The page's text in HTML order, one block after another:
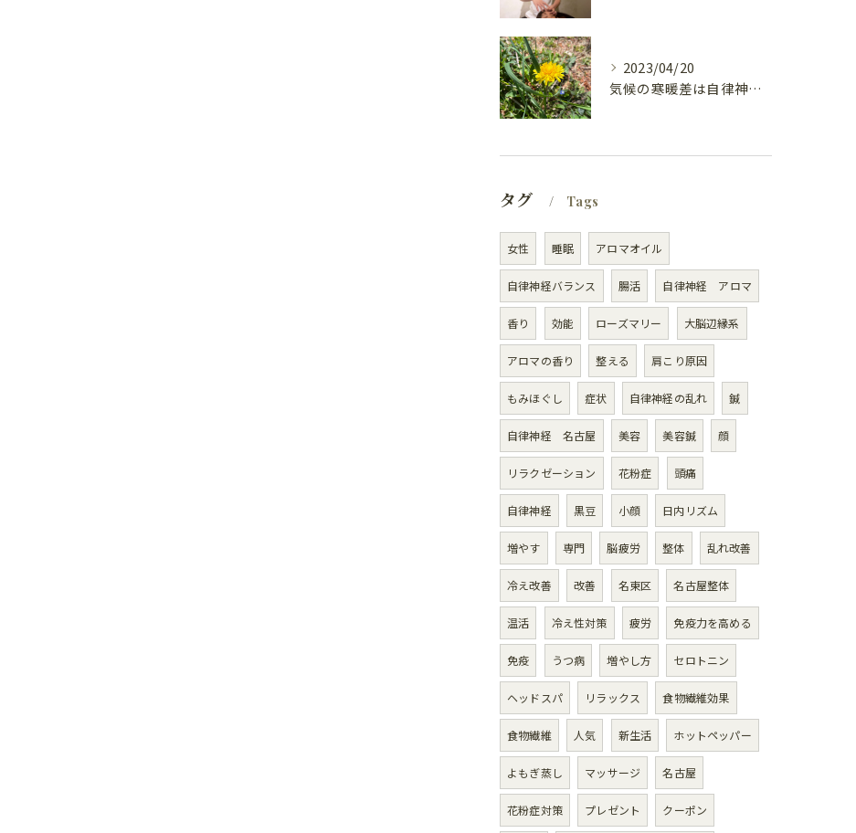
2023/04/20
気候の寒暖差は自律神経が乱れるの？
タグ Tags
女性 睡眠 アロマオイル
自律神経バランス 腸活 自律神経 アロマ
香り 効能 ローズマリー 大脳辺縁系
アロマの香り 整える 肩こり原因
もみほぐし 症状 自律神経の乱れ 鍼
自律神経 名古屋 美容 美容鍼 顔
リラクゼーション 花粉症 頭痛
自律神経 黒豆 小顔 日内リズム
増やす 専門 脳疲労 整体 乱れ改善
冷え改善 改善 名東区 名古屋整体
温活 冷え性対策 疲労 免疫力を高める
免疫 うつ病 増やし方 セロトニン
ヘッドスパ リラックス 食物繊維効果
食物繊維 人気 新生活 ホットペッパー
よもぎ蒸し マッサージ 名古屋
花粉症対策 プレゼント クーポン